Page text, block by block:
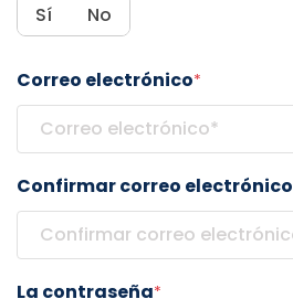
Sí No
Correo electrónico*
Confirmar correo electrónico
La contraseña*